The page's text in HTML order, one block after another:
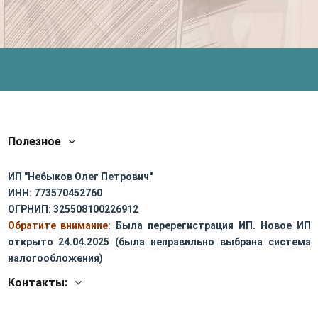
Полезное
ИП "Небыков Олег Петрович"
ИНН: 773570452760
ОГРНИП: 325508100226912
Обратите внимание: Была перерегистрация ИП. Новое ИП
открыто 24.04.2025 (была неправильно выбрана система
налогообложения)
Контакты: